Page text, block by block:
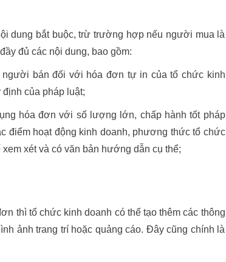
dung bắt buộc, trừ trường hợp nếu người mua là
đủ các nội dung, bao gồm:
bán đối với hóa đơn tự in của tổ chức kinh
của pháp luật;
hóa đơn với số lượng lớn, chấp hành tốt pháp
điểm hoạt động kinh doanh, phương thức tổ chức
xét và có văn bản hướng dẫn cụ thể;
thì tổ chức kinh doanh có thể tạo thêm các thông
ảnh trang trí hoặc quảng cáo. Đây cũng chính là